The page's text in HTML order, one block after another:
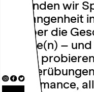
Wo finden wir
Vergangenheit
ich über die
Familie(n) –
Bühne
Performance,